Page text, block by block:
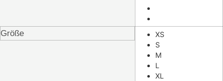
Größe
XS
S
M
L
XL